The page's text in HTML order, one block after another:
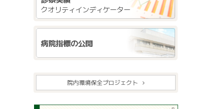
クオリティインディケーター
病院指標の公開
院内環境保全プロジェクト